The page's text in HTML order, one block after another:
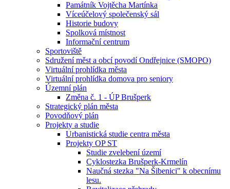
Památník Vojtěcha Martínka
Víceúčelový společenský sál
Historie budovy
Spolková místnost
Informační centrum
Sportoviště
Sdružení měst a obcí povodí Ondřejnice (SMOPO)
Virtuální prohlídka města
Virtuální prohlídka domova pro seniory
Územní plán
Změna č. 1 - ÚP Brušperk
Strategický plán města
Povodňový plán
Projekty a studie
Urbanistická studie centra města
Projekty OP ST
Studie zvelebení území
Cyklostezka Brušperk-Krmelín
Naučná stezka "Na Šibenici" k obecnímu
lesu.